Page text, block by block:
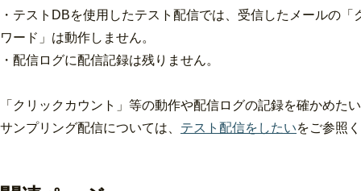
・テストDBを使用したテスト配信では、受信したメールの
ワード」は動作しません。
・配信ログに配信記録は残りません。
「クリックカウント」等の動作や配信ログの記録を確かめた
サンプリング配信については、 テスト配信をしたいをご参照